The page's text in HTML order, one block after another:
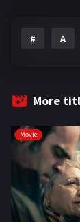
# A
More
Movie